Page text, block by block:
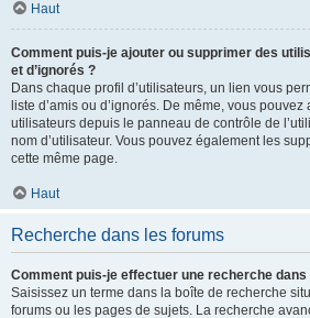
Haut
Comment puis-je ajouter ou supprimer des
et d’ignorés ?
Dans chaque profil d’utilisateurs, un lien vous
liste d’amis ou d’ignorés. De même, vous
utilisateurs depuis le panneau de contrôle de
nom d’utilisateur. Vous pouvez également les
cette même page.
Haut
Recherche dans les forums
Comment puis-je effectuer une recherche
Saisissez un terme dans la boîte de recherche
forums ou les pages de sujets. La recherche